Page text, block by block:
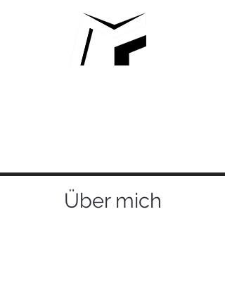
Über mich